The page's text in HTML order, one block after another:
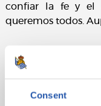
Consent
confiar la fe y el
queremos todos.
Ficha técnica:
Real Sociedad
: